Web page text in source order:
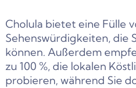
Cholula bietet eine Fülle
Sehenswürdigkeiten, die
können. Außerdem
zu 100 %, die lokalen
probieren, während Sie